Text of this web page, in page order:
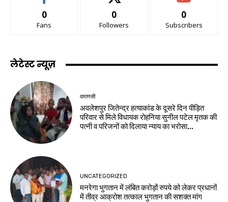
0
Fans
0
Followers
0
Subscribers
लेटेस्ट न्यूज़
वाराणसी
अवलेशपुर जितेन्द्र हत्याकांड के दूसरे दिन पीड़ित
परिवार से मिले विधायक रोहनिया सुनील पटेल मृतक की
पत्नी व परिजनों को दिलाया न्याय का भरोसा...
UNCATEGORIZED
मनरेगा भुगतान में लंबित करोड़ों रुपये को लेकर प्रधानों
में तीव्र आक्रोश तत्काल भुगतान की सशक्त मांग